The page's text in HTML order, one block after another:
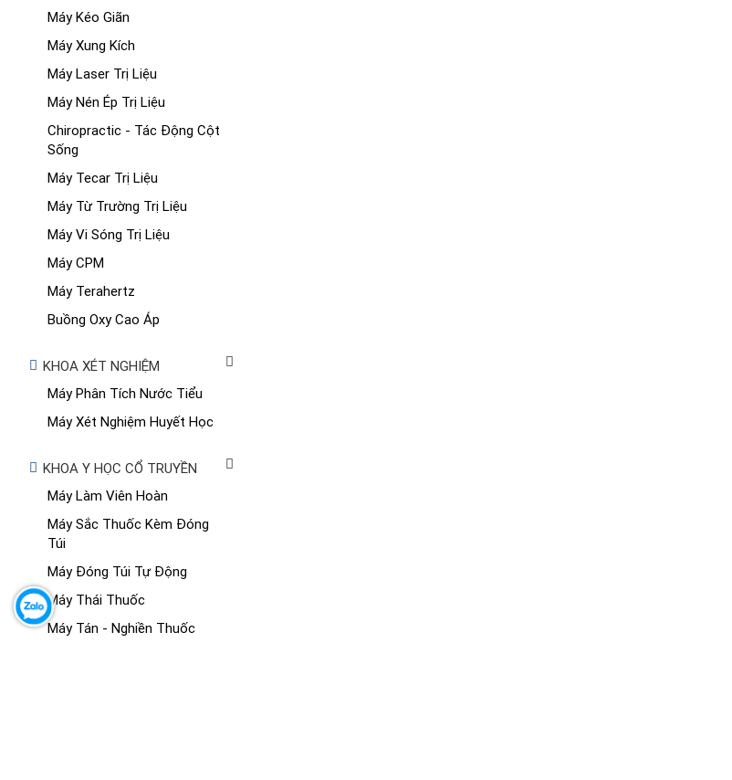
Máy Kéo Giãn
Máy Xung Kích
Máy Laser Trị Liệu
Máy Nén Ép Trị Liệu
Chiropractic - Tác Động Cột
Sống
Máy Tecar Trị Liệu
Máy Từ Trường Trị Liệu
Máy Vi Sóng Trị Liệu
Máy CPM
Máy Terahertz
Buồng Oxy Cao Áp
KHOA XÉT NGHIỆM
Máy Phân Tích Nước Tiểu
Máy Xét Nghiệm Huyết Học
KHOA Y HỌC CỔ TRUYỀN
Máy Làm Viên Hoàn
Máy Sắc Thuốc Kèm Đóng
Túi
Máy Đóng Túi Tự Động
Máy Thái Thuốc
Máy Tán - Nghiền Thuốc